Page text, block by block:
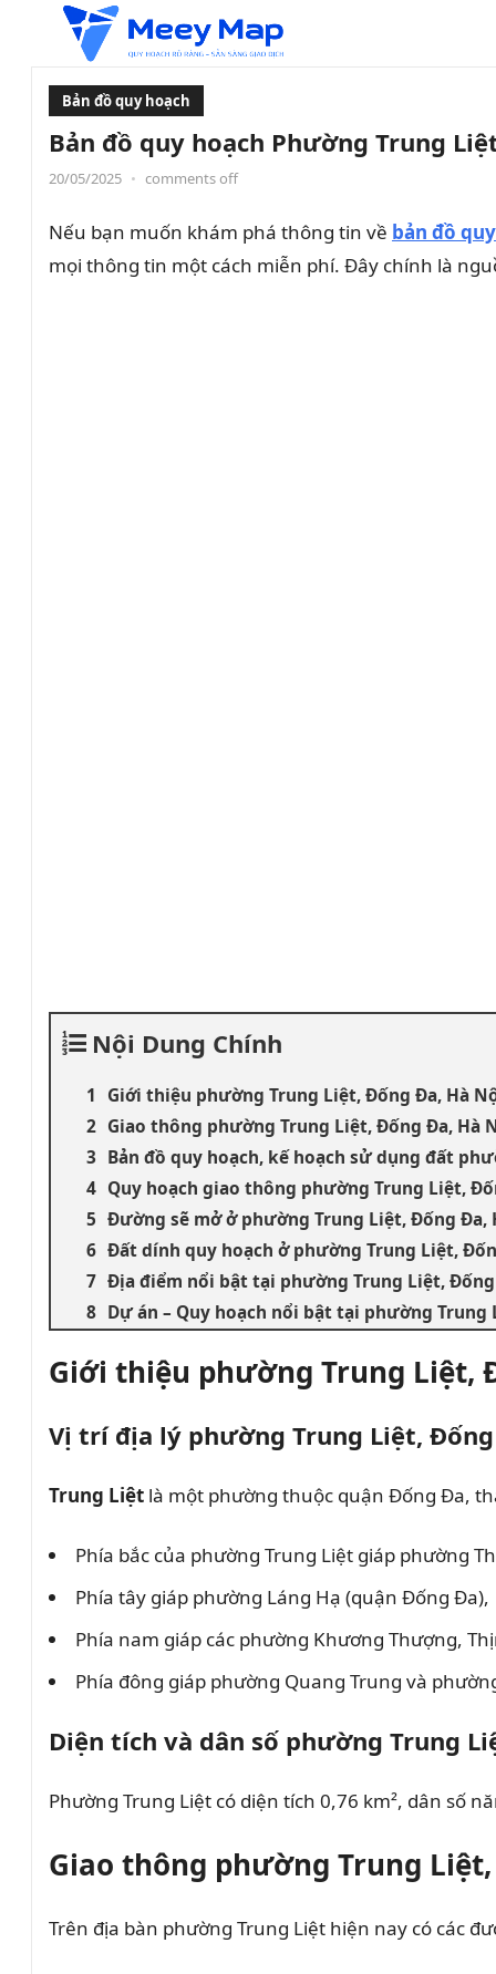
Bản đồ quy hoạch
Bản đồ quy hoạch Phường Trung
20/05/2025 • comments off
Nếu bạn muốn khám phá thông tin về bản đồ
mọi thông tin một cách miễn phí. Đây chính là
Nội Dung Chính
Giới thiệu phường Trung Liệt, Đống Đa, Hà
Giao thông phường Trung Liệt, Đống Đa, Hà
Bản đồ quy hoạch, kế hoạch sử dụng đất
Quy hoạch giao thông phường Trung Liệt,
Đường sẽ mở ở phường Trung Liệt, Đống Đa,
Đất dính quy hoạch ở phường Trung Liệt,
Địa điểm nổi bật tại phường Trung Liệt,
Dự án – Quy hoạch nổi bật tại phường Trung
Giới thiệu phường Trung Liệt,
Vị trí địa lý phường Trung Liệt,
Trung Liệt là một phường thuộc quận Đống Đa,
Phía bắc của phường Trung Liệt giáp phường
Phía tây giáp phường Láng Hạ (quận Đống Đa),
Phía nam giáp các phường Khương Thượng,
Phía đông giáp phường Quang Trung và
Diện tích và dân số phường Trung
Phường Trung Liệt có diện tích 0,76 km², dân số
Giao thông phường Trung Liệt
Trên địa bàn phường Trung Liệt hiện nay có các